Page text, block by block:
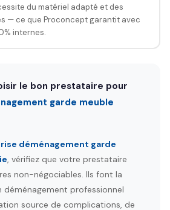
du matériel adapté et des
— ce que Proconcept garantit avec
internes.
le bon prestataire pour
garde meuble
déménagement garde
, vérifiez que votre prestataire
non-négociables. Ils font la
déménagement professionnel
source de complications, de